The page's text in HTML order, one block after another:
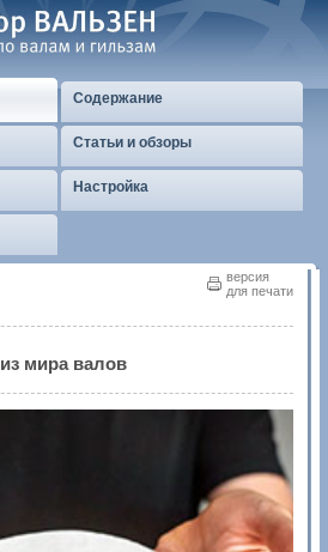
Содержание
Статьи и обзоры
Настройка
версия
для печати
мира валов